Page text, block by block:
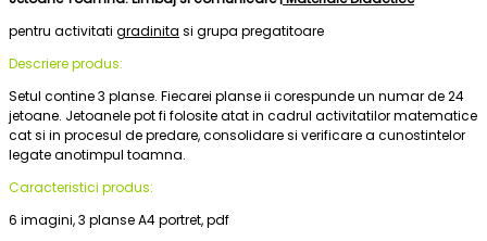
pentru activitati gradinita si grupa pregatitoare
Descriere produs:
Setul contine 3 planse. Fiecarei planse ii corespunde un numar de 24
jetoane. Jetoanele pot fi folosite atat in cadrul activitatilor matematice
cat si in procesul de predare, consolidare si verificare a cunostintelor
legate anotimpul toamna.
Caracteristici produs:
6 imagini, 3 planse A4 portret, pdf